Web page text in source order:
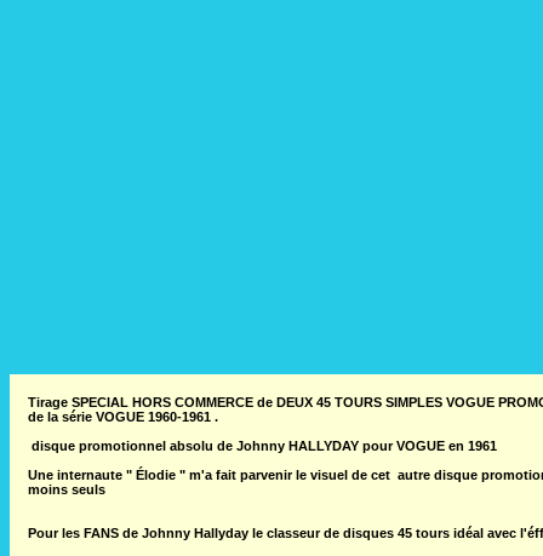
Tirage SPECIAL HORS COMMERCE de DEUX 45 TOURS SIMPLES VOGUE
de la série VOGUE 1960-1961 .
disque promotionnel absolu de Johnny HALLYDAY pour VOGUE en 1961
Une internaute " Élodie " m'a fait parvenir le visuel de cet autre disque
moins seuls
Pour les FANS de Johnny Hallyday le classeur de disques 45 tours idéal avec